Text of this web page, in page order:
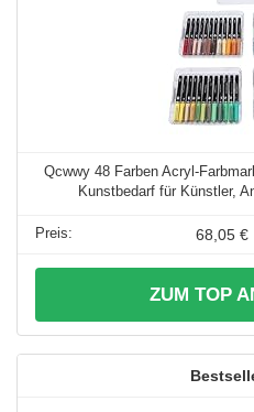
Qcwwy 48 Farben Acryl-
Kunstbedarf für Künstler,
68,05 €
ZUM TOP